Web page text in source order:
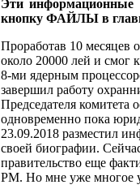
Эти информационные
кнопку ФАЙЛЫ в
Проработав 10 месяцев
около 20000 лей и смог
8-ми ядерным
завершил работу
Председателя комитета
одновременно пока
23.09.2018 разместил
своей биографии.
правительство еще
РМ. Но мне уже многое